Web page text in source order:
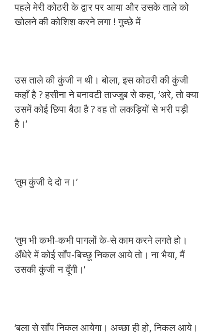
पहले मेरी कोठरी के द्वार पर आया और उसके ताले को
खोलने की कोशिश करने लगा ! गुच्छे में
उस ताले की कुंजी न थी। बोला, इस कोठरी की कुंजी
कहाँ है ? हसीना ने बनावटी ताज्जुब से कहा, ‘अरे, तो क्या
उसमें कोई छिपा बैठा है ? वह तो लकड़ियों से भरी पड़ी
है।’
‘तुम कुंजी दे दो न।’
‘तुम भी कभी-कभी पागलों के-से काम करने लगते हो।
अँधेरे में कोई साँप-बिच्छू निकल आये तो। ना भैया, मैं
उसकी कुंजी न दूँगी।’
‘बला से साँप निकल आयेगा। अच्छा ही हो, निकल आये।